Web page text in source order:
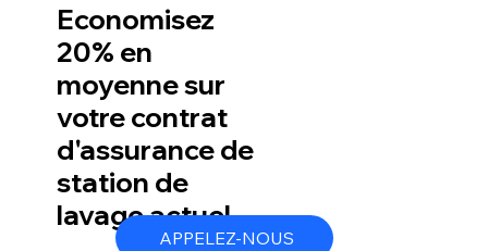
Economisez
20% en
moyenne sur
votre contrat
d'assurance de
station de
lavage actuel
APPELEZ-NOUS